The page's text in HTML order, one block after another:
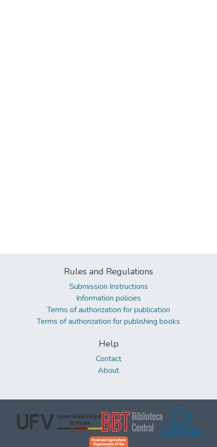
Rules and Regulations
Submission Instructions
Information policies
Terms of authorization for publication
Terms of authorization for publishing books
Help
Contact
About